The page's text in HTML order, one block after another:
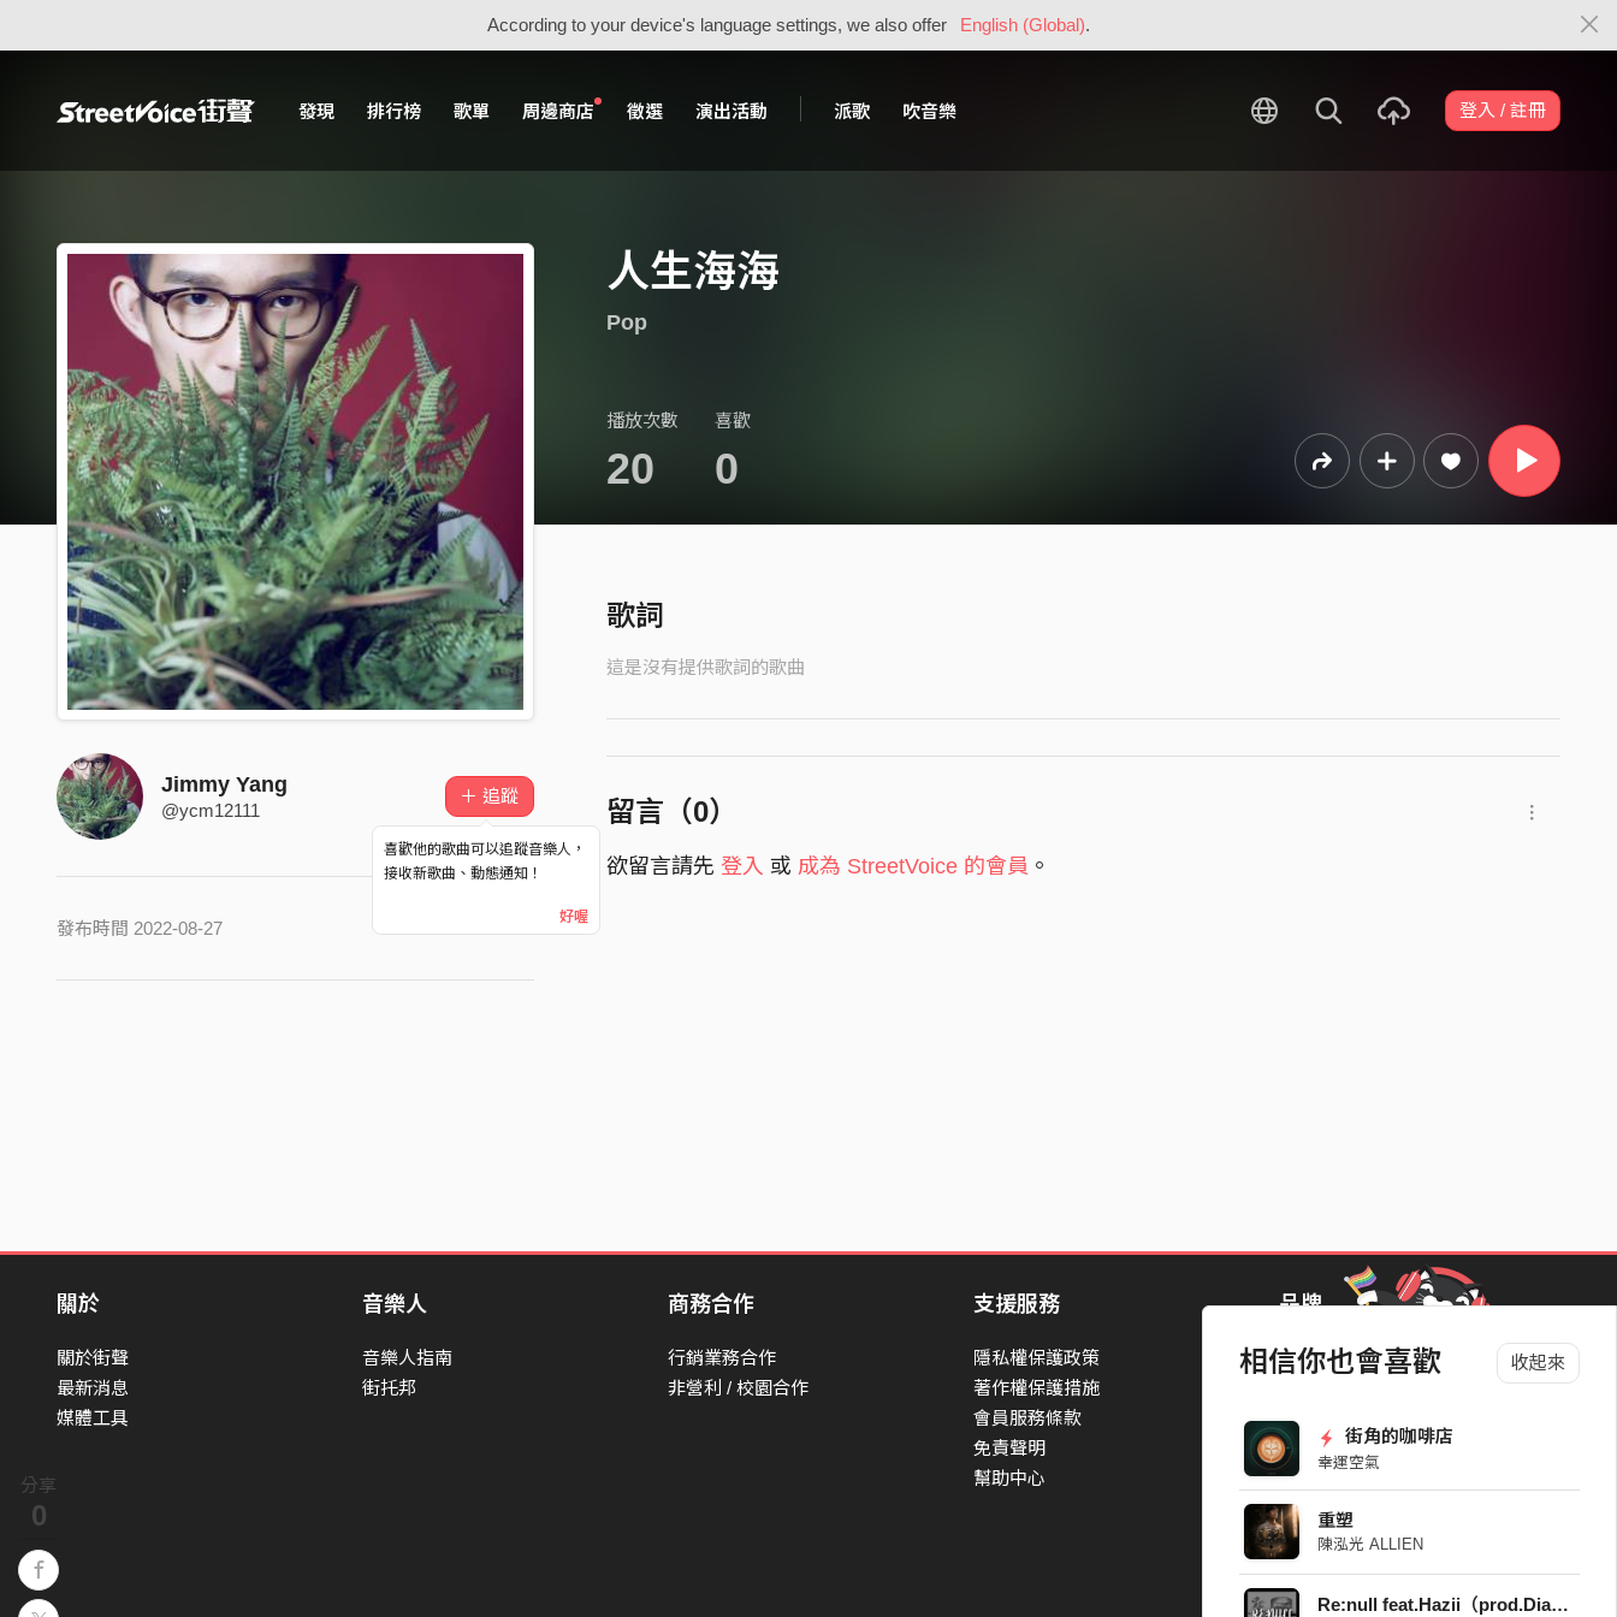
According to your device's language settings, we also offer English (Global).
發現 排行榜 歌單 周邊商店 徵選 演出活動 派歌 吹音樂 登入 / 註冊
分享
0
相信你也會喜歡 收起來
街角的咖啡店
幸運空氣
重塑
陳泓光 ALLIEN
Re:null feat.Hazii（prod.Dianasty）
人生海海
Pop
播放次數
20
喜歡
0
Jimmy Yang
@ycm12111
＋ 追蹤
喜歡他的歌曲可以追蹤音樂人，
接收新歌曲、動態通知！
好喔
發布時間 2022-08-27
歌詞
這是沒有提供歌詞的歌曲
留言（0）
欲留言請先 登入 或 成為 StreetVoice 的會員 。
關於
關於街聲
最新消息
媒體工具
音樂人
音樂人指南
街托邦
商務合作
行銷業務合作
非營利 / 校園合作
支援服務
隱私權保護政策
著作權保護措施
會員服務條款
免責聲明
幫助中心
品牌
StreetVoice Awards 街聲音樂獎
Blow 吹音樂
Packer 派歌
SimpleLife 簡單生活節
ParkPark Carnival
一起比 YEAH 吧